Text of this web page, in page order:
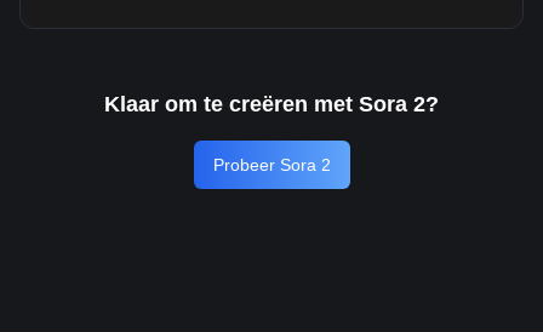
Klaar om te creëren met Sora 2?
Probeer Sora 2